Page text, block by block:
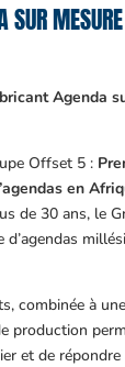
SUR
Agenda
Offset 5 :
en
de 30 ans, le
d’agendas
combinée à
production
et de répondre